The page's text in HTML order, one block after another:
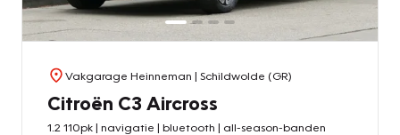
Vakgarage Heinneman | Schildwolde (GR)
Citroën C3 Aircross
1.2 110pk | navigatie | bluetooth | all-season-banden